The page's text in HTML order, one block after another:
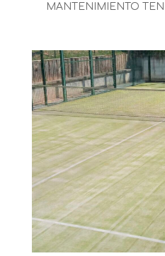
MANTENIMIENTO